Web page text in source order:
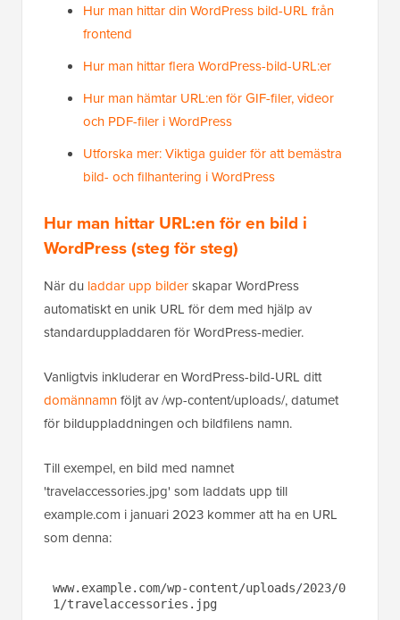
Hur man hittar din WordPress bild-URL från
frontend
Hur man hittar flera WordPress-bild-URL:er
Hur man hämtar URL:en för GIF-filer, videor
och PDF-filer i WordPress
Utforska mer: Viktiga guider för att bemästra
bild- och filhantering i WordPress
Hur man hittar URL:en för en bild i
WordPress (steg för steg)
När du laddar upp bilderskapar WordPress
automatiskt en unik URL för dem med hjälp av
standarduppladdaren för WordPress-medier.
Vanligtvis inkluderar en WordPress-bild-URL ditt
domännamnföljt av /wp-content/uploads/, datumet
för bilduppladdningen och bildfilens namn.
Till exempel, en bild med namnet
'travelaccessories.jpg' som laddats upp till
example.com i januari 2023 kommer att ha en URL
som denna:
www.example.com/wp-content/uploads/2023/0
1/travelaccessories.jpg